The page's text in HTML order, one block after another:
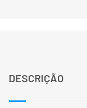
DESCRIÇÃO